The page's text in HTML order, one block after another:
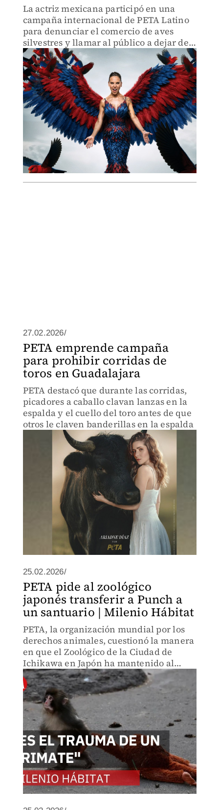
La actriz mexicana participó en una
campaña internacional de PETA Latino
para denunciar el comercio de aves
silvestres y llamar al público a dejar de
comprarlas.
27.02.2026/
PETA emprende campaña
para prohibir corridas de
toros en Guadalajara
PETA destacó que durante las corridas,
picadores a caballo clavan lanzas en la
espalda y el cuello del toro antes de que
otros le claven banderillas en la espalda
25.02.2026/
PETA pide al zoológico
japonés transferir a Punch a
un santuario | Milenio Hábitat
PETA, la organización mundial por los
derechos animales, cuestionó la manera
en que el Zoológico de la Ciudad de
Ichikawa en Japón ha mantenido al
bebé macaco Punch, quien fue
abandonado por su madre, aferrándose
a un peluche en busca de consuelo.